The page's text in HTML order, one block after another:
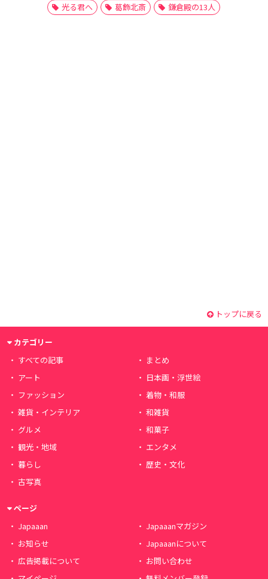
光る君へ
葛飾北斎 鎌倉殿の13人
トップに戻る
カテゴリー
すべての記事
まとめ
アート
日本画・浮世絵
ファッション
着物・和服
雑貨・インテリア
和雑貨
グルメ
和菓子
観光・地域
エンタメ
暮らし
歴史・文化
古写真
ページ
Japaaan
Japaaanマガジン
お知らせ
Japaaanについて
広告掲載について
お問い合わせ